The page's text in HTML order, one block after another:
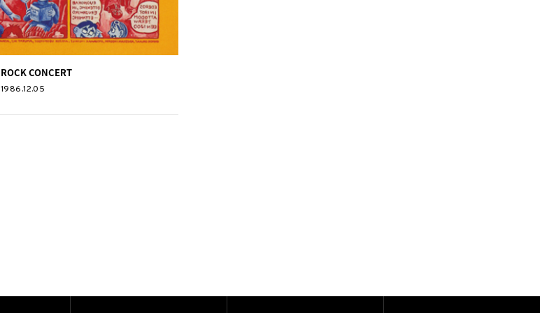
ROCK CONCERT
1986.12.05